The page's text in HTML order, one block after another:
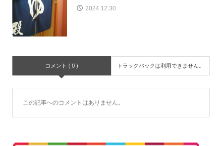
2024.12.30
コメント ( 0 ) トラックバックは利用できません。
この記事へのコメントはありません。